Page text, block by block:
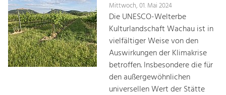
Mittwoch, 01. Mai 2024
Die UNESCO-Welterbe
Kulturlandschaft Wachau ist in
vielfältiger Weise von den
Auswirkungen der Klimakrise
betroffen. Insbesondere die für
den außergewöhnlichen
universellen Wert der Stätte